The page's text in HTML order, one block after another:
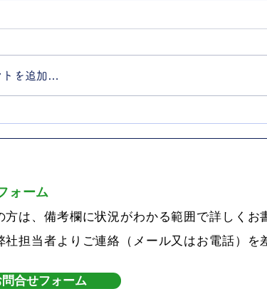
の有料引取サービスと
引取業へ
トを追加…
ォーム
方は、備考欄に状況がわかる範囲で詳しくお
社担当者よりご連絡（メール又はお電話）を
問合せフォーム